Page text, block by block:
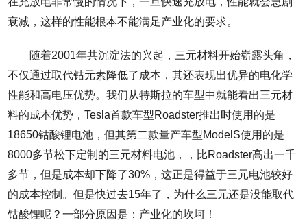
衰减，这样的性能根本不能满足产业化的要求。
随着2001年共沉淀法的兴起，三元材料开始崭露头角，
不仅通过取代钴元素降低了成本，其还表现出优异的电化学
性能和高电压优势。我们从特斯拉的车型中就能看出三元材
料的成本优势，Tesla首款车型Roadster推出时使用的是
18650钴酸锂电池，但其第二款量产车型ModelS使用的是
8000多节松下定制的三元材料电池，，比Roadster高出一千
多节，但是成本却下降了30%，这正是得益于三元电池较好
的成本控制。但是快过去15年了，为什么三元还是没能取代
钴酸锂呢？一部分原因是：产业化的坎坷！